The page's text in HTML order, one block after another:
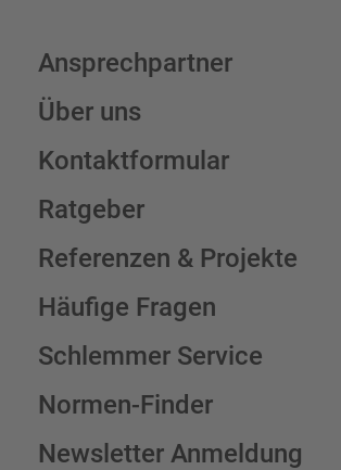
Ansprechpartner
Über uns
Kontaktformular
Ratgeber
Referenzen & Projekte
Häufige Fragen
Schlemmer Service
Normen-Finder
Newsletter Anmeldung